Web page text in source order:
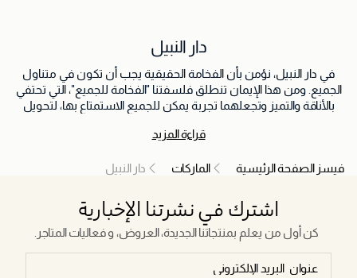
دار النبيل
في دار النبيل، نؤمن بأن الفخامة الحقيقية يجب أن تكون في متناول
الجميع. ومن هذا الإيمان تنطلق فلسفتنا "الفخامة للجميع"، التي تحتفي
بالأناقة والتميز وتجعلهما تجربة يمكن للجميع الاستمتاع بها، لتحويل
قراءة المزيد
فيسز الصفحة الرئيسية الماركات دار النبيل
اشترك في نشرتنا الإخبارية
كن أول من يعلم بمنتجاتنا الجديدة، العروض، و فعاليات المتاجر.